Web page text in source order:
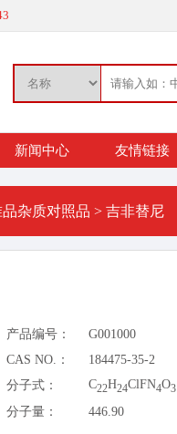
新闻中心 友情链接
杂质对照品 > 吉非替尼
产品编号：
G001000
CAS NO.：
184475-35-2
分子式：
C22H24ClFN4O3
分子量： 446.90